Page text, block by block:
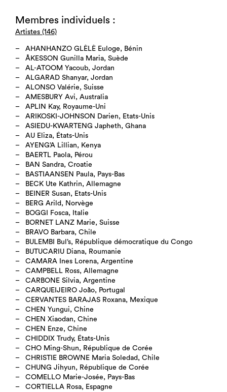
Membres individuels :
Artistes (146)
AHANHANZO GLÈLÈ Euloge, Bénin
ÅKESSON Gunilla Maria, Suède
AL-ATOOM Yacoub, Jordan
ALGARAD Shanyar, Jordan
ALONSO Valérie, Suisse
AMESBURY Avi, Australia
APLIN Kay, Royaume-Uni
ARIKOSKI-JOHNSON Darien, Etats-Unis
ASIEDU-KWARTENG Japheth, Ghana
AU Eliza, États-Unis
AYENG’A Lillian, Kenya
BAERTL Paola, Pérou
BAN Sandra, Croatie
BASTIAANSEN Paula, Pays-Bas
BECK Ute Kathrin, Allemagne
BEINER Susan, Etats-Unis
BERG Arild, Norvège
BOGGI Fosca, Italie
BORNET LANZ Marie, Suisse
BRAVO Barbara, Chile
BULEMBI Bul’s, République démocratique du Congo
BUTUCARIU Diana, Roumanie
CAMARA Ines Lorena, Argentine
CAMPBELL Ross, Allemagne
CARBONE Silvia, Argentine
CARQUEIJEIRO João, Portugal
CERVANTES BARAJAS Roxana, Mexique
CHEN Yungui, Chine
CHEN Xiaodan, Chine
CHEN Enze, Chine
CHIDDIX Trudy, États-Unis
CHO Ming-Shun, République de Corée
CHRISTIE BROWNE Maria Soledad, Chile
CHUNG Jihyun, République de Corée
COMELLO Marie-Josée, Pays-Bas
CORTIELLA Rosa, Espagne